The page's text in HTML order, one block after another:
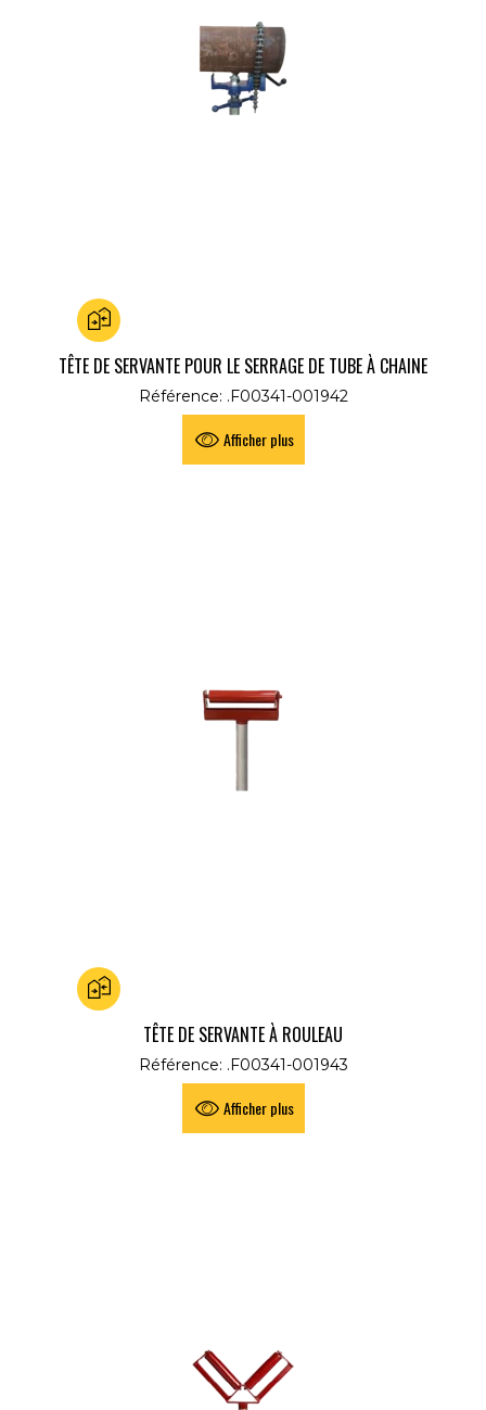
Ajouter au comparateur
TÊTE DE SERVANTE POUR LE SERRAGE DE TUBE À CHAINE
Référence: .F00341-001942
Afficher plus
Ajouter au comparateurTÊTE DE SERVANTE À ROULEAU
Référence: .F00341-001943
Afficher plus